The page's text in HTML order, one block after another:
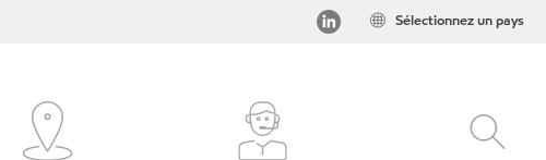
Sélectionnez un pays